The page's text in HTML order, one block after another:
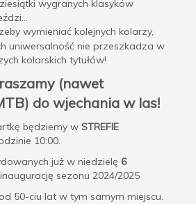
wygranych klasyków
wymieniać kolejnych kolarzy,
uniwersalność nie przeszkadza w
kolarskich tytułów!
(nawet
do wjechania w las!
będziemy w STREFIE
10:00.
już w niedzielę 6
sezonu 2024/2025
50-ciu lat w tym samym miejscu.